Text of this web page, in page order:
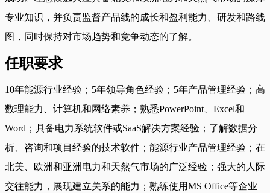
专业知识，并负责监督产品线的成长和盈利能力、研发和路线
图，同时保持对市场趋势和竞争动态的了解。
任职要求
10年能源行业经验；5年领导角色经验；5年产品管理经验；高
数理能力、计算机和网络素养；熟悉PowerPoint、Excel和
Word；具备电力系统软件或SaaS解决方案经验；了解数据分
析、咨询和项目经验的技术软件；能源行业产品管理经验；在
北美、欧洲和亚洲电力和天然气市场的广泛经验；强大的人际
交往能力，展现建立关系的能力；熟练使用MS Office等企业